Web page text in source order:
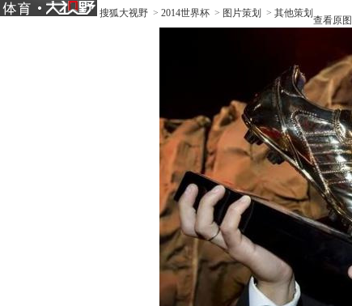
搜狐大视野 > 2014世界杯 > 图片策划 > 其他策划
查看原图